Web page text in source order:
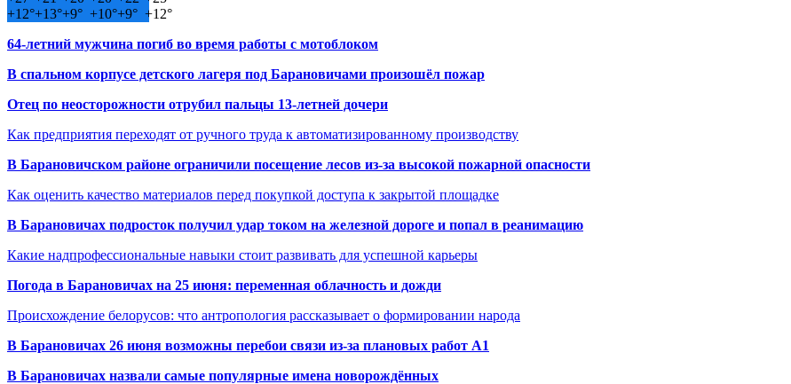
+12°+13°+9° +10°+9° +12°
64-летний мужчина погиб во время работы с мотоблоком
В спальном корпусе детского лагеря под Барановичами произошёл пожар
Отец по неосторожности отрубил пальцы 13-летней дочери
Как предприятия переходят от ручного труда к автоматизированному производству
В Барановичском районе ограничили посещение лесов из-за высокой пожарной опасности
Как оценить качество материалов перед покупкой доступа к закрытой площадке
В Барановичах подросток получил удар током на железной дороге и попал в реанимацию
Какие надпрофессиональные навыки стоит развивать для успешной карьеры
Погода в Барановичах на 25 июня: переменная облачность и дожди
Происхождение белорусов: что антропология рассказывает о формировании народа
В Барановичах 26 июня возможны перебои связи из-за плановых работ A1
В Барановичах назвали самые популярные имена новорождённых